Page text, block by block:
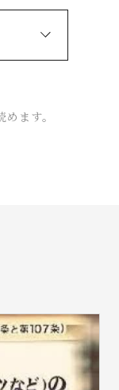
ます。